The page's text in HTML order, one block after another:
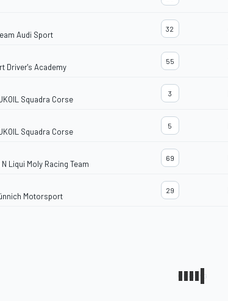
Audi Sport
32
Driver's Academy
55
Squadra Corse
3
Squadra Corse
5
Liqui Moly Racing Team
69
Motorsport
29